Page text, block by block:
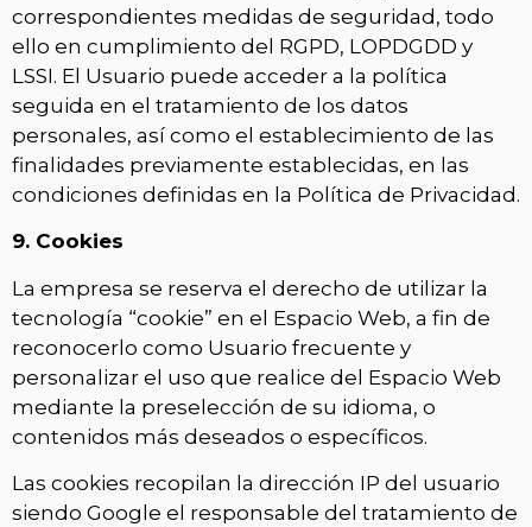
correspondientes medidas de seguridad, todo
ello en cumplimiento del RGPD, LOPDGDD y
LSSI. El Usuario puede acceder a la política
seguida en el tratamiento de los datos
personales, así como el establecimiento de las
finalidades previamente establecidas, en las
condiciones definidas en la Política de Privacidad.
9. Cookies
La empresa se reserva el derecho de utilizar la
tecnología “cookie” en el Espacio Web, a fin de
reconocerlo como Usuario frecuente y
personalizar el uso que realice del Espacio Web
mediante la preselección de su idioma, o
contenidos más deseados o específicos.
Las cookies recopilan la dirección IP del usuario
siendo Google el responsable del tratamiento de